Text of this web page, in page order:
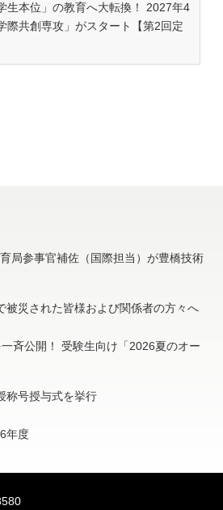
生本位」の教育へ大転換！ 2027年4
際共創専攻」がスタート【第2回定
局参事官補佐（国際担当）が豊橋技術
被災された皆様および関係者の方々へ
斉公開！ 受験生向け「2026夏のオー
称号授与式を挙行
年度